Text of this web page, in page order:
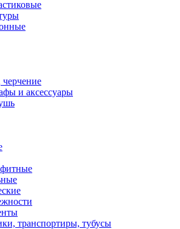
и аксессуары
транспортиры, тубусы